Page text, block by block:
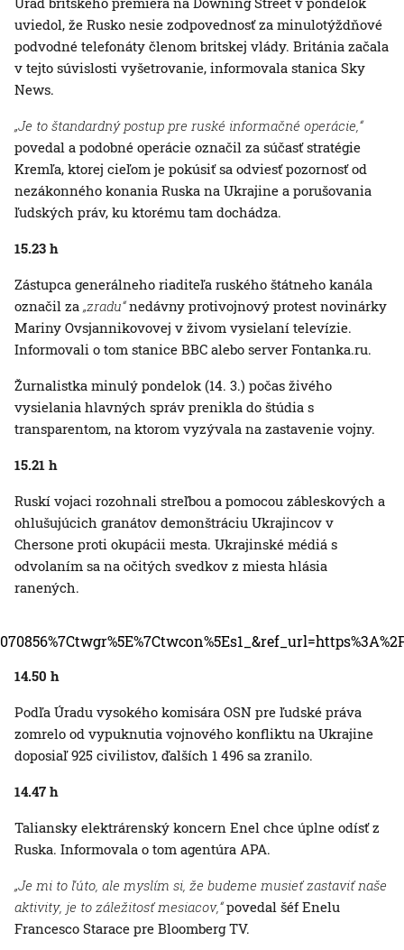
uviedol, že Rusko nesie zodpovednosť za minulotýždňové
podvodné telefonáty členom britskej vlády. Británia začala
v tejto súvislosti vyšetrovanie, informovala stanica Sky
News.
„Je to štandardný postup pre ruské informačné operácie,“
povedal a podobné operácie označil za súčasť stratégie
Kremľa, ktorej cieľom je pokúsiť sa odviesť pozornosť od
nezákonného konania Ruska na Ukrajine a porušovania
ľudských práv, ku ktorému tam dochádza.
15.23 h
Zástupca generálneho riaditeľa ruského štátneho kanála
označil za „zradu“nedávny protivojnový protest novinárky
Mariny Ovsjannikovovej v živom vysielaní televízie.
Informovali o tom stanice BBC alebo server Fontanka.ru.
Žurnalistka minulý pondelok (14. 3.) počas živého
vysielania hlavných správ prenikla do štúdia s
transparentom, na ktorom vyzývala na zastavenie vojny.
15.21 h
Ruskí vojaci rozohnali streľbou a pomocou zábleskových a
ohlušujúcich granátov demonštráciu Ukrajincov v
Chersone proti okupácii mesta. Ukrajinské médiá s
odvolaním sa na očitých svedkov z miesta hlásia
ranených.
14.50 h
Podľa Úradu vysokého komisára OSN pre ľudské práva
zomrelo od vypuknutia vojnového konfliktu na Ukrajine
doposiaľ 925 civilistov, ďalších 1 496 sa zranilo.
14.47 h
Taliansky elektrárenský koncern Enel chce úplne odísť z
Ruska. Informovala o tom agentúra APA.
„Je mi to ľúto, ale myslím si, že budeme musieť zastaviť naše
aktivity, je to záležitosť mesiacov,“povedal šéf Enelu
Francesco Starace pre Bloomberg TV.